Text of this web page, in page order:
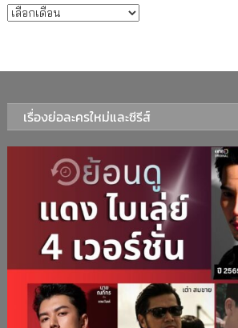
บทความรายเดือน
เรื่องย่อละครใหม่และซีรีส์